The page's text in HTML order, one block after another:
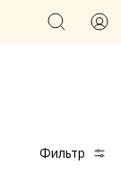
Фильтр